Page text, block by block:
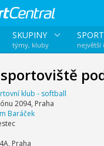
SKUPINY
týmy, kluby největší
klub - softball
2094, Praha
Baráček
Praha